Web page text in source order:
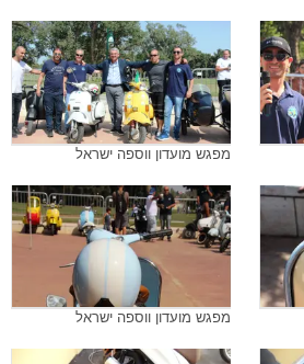
מפגש מועדון ווספה ישראל
מפגש מועדון ווספה ישראל